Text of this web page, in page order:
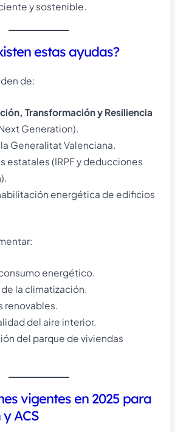
y sostenible.
estas ayudas?
de:
Transformación y Resiliencia
Generation).
Generalitat Valenciana.
estatales (IRPF y deducciones
energética de edificios
energético.
la climatización.
renovables.
del aire interior.
del parque de viviendas
vigentes en 2025 para
ACS